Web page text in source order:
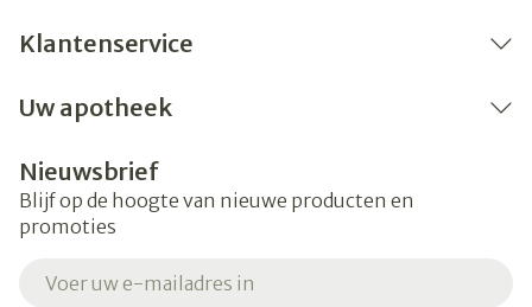
Klantenservice
Uw apotheek
Nieuwsbrief
Blijf op de hoogte van nieuwe producten en
promoties